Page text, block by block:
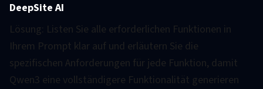
DeepSite AI
Lösung: Listen Sie alle erforderlichen Funktionen in
Ihrem Prompt klar auf und erläutern Sie die
spezifischen Anforderungen für jede Funktion, damit
Qwen3 eine vollständigere Funktionalität generieren